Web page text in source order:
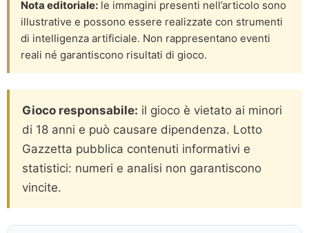
Nota editoriale: le immagini presenti nell’articolo sono
illustrative e possono essere realizzate con strumenti
di intelligenza artificiale. Non rappresentano eventi
reali né garantiscono risultati di gioco.
Gioco responsabile: il gioco è vietato ai minori
di 18 anni e può causare dipendenza. Lotto
Gazzetta pubblica contenuti informativi e
statistici: numeri e analisi non garantiscono
vincite.